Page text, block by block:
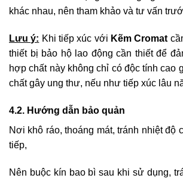
khác nhau, nên tham khảo và tư vấn
Lưu ý: Khi tiếp xúc với Kẽm Cromat
thiết bị bảo hộ lao động cần thiết để
hợp chất này không chỉ có độc tính cao
chất gây ung thư, nếu như tiếp xúc lâu
4.2. Hướng dẫn bảo quản
Nơi khô ráo, thoáng mát, tránh nhiệt độ
tiếp,
Nên buộc kín bao bì sau khi sử dụng,